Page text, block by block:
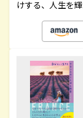
けする、人生を